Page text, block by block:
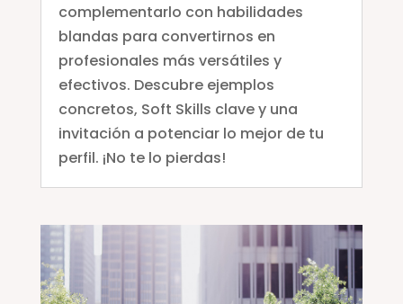
complementarlo con habilidades
blandas para convertirnos en
profesionales más versátiles y
efectivos. Descubre ejemplos
concretos, Soft Skills clave y una
invitación a potenciar lo mejor de tu
perfil. ¡No te lo pierdas!